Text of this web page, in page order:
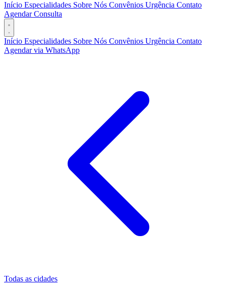
Início Especialidades Sobre Nós Convênios Urgência Contato
Agendar Consulta
Início Especialidades Sobre Nós Convênios Urgência Contato
Agendar via WhatsApp
Todas as cidades